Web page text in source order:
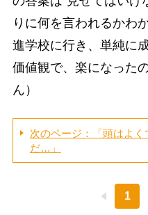
りに何を言われるかわ
進学校に行き、単純に
価値観で、楽になった
ん）
次のページ：「頭はよ
だ…」
1